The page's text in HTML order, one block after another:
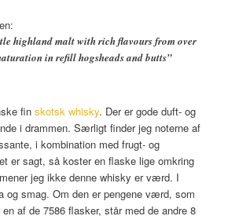
highland malt with rich flavours from over
in refill hogsheads and butts”
finskotsk whisky. Der er gode duft- og
i drammen. Særligt finder jeg noterne af
i kombination med frugt- og
er sagt, så koster en flaske lige omkring
jeg ikke denne whisky er værd. I
og smag. Om den er pengene værd, som
af de 7586 flasker, står med de andre 8